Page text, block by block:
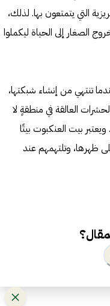
التي يتمتعون بها. لذلك،
الصغار إلى الحياة ليكملوا
تنتهي من إنشاء شبكتها،
العالقة في منطقةٍ لا
بيت العنكبوت بيتًا
ظهرها، وتلتهمهم عند